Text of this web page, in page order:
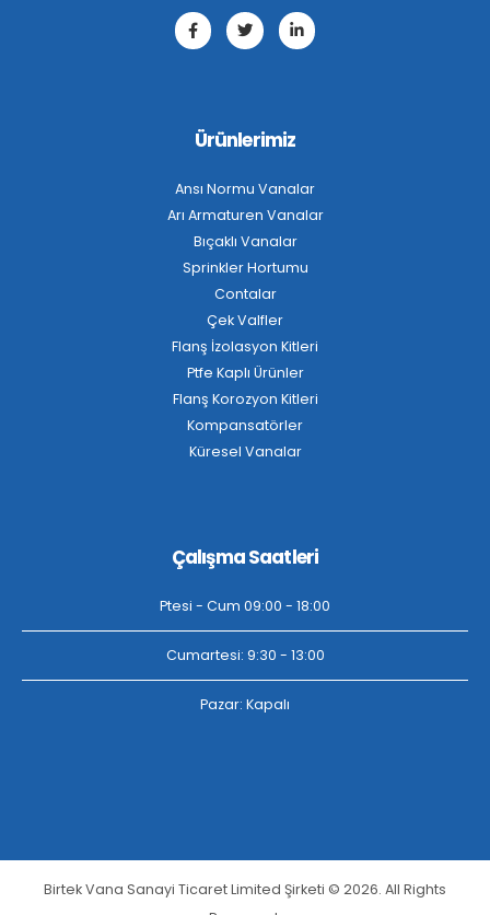
Ürünlerimiz
Ansı Normu Vanalar
Arı Armaturen Vanalar
Bıçaklı Vanalar
Sprinkler Hortumu
Contalar
Çek Valfler
Flanş İzolasyon Kitleri
Ptfe Kaplı Ürünler
Flanş Korozyon Kitleri
Kompansatörler
Küresel Vanalar
Çalışma Saatleri
Ptesi - Cum 09:00 - 18:00
Cumartesi: 9:30 - 13:00
Pazar: Kapalı
Birtek Vana Sanayi Ticaret Limited Şirketi © 2026. All Rights